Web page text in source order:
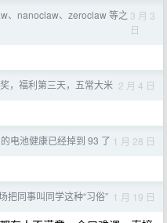
、nanoclaw、zeroclaw 等之 3 月 3
日
，福利第三天，五常大米 2 月 4 日
电池健康已经掉到 93 了 1 月 28 日
把同事叫同学这种“习俗” 1 月 19 日